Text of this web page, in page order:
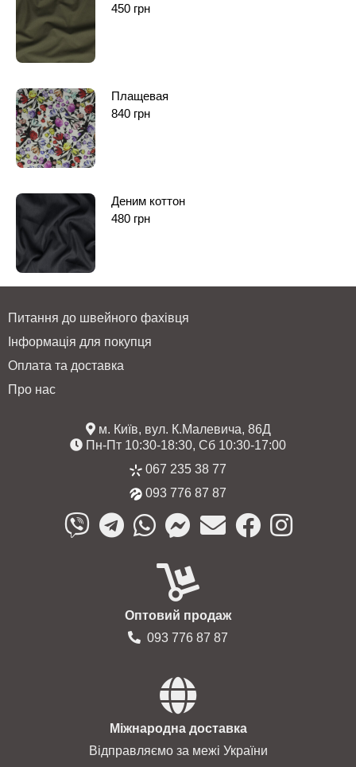
450 грн
Плащевая
840 грн
Деним коттон
480 грн
Питання до швейного фахівця
Інформація для покупця
Оплата та доставка
Про нас
м. Київ, вул. К.Малевича, 86Д
Пн-Пт 10:30-18:30, Сб 10:30-17:00
067 235 38 77
093 776 87 87
Оптовий продаж
093 776 87 87
Міжнародна доставка
Відправляємо за межі України